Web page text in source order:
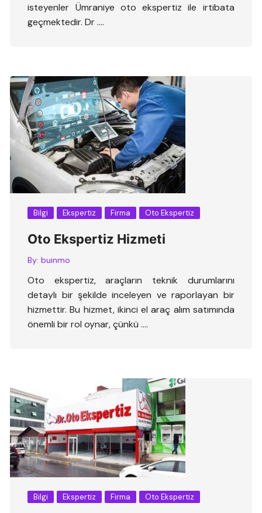
isteyenler Ümraniye oto ekspertiz ile irtibata
geçmektedir. Dr ….
Bilgi Ekspertiz Firma Oto Ekspertiz
Oto Ekspertiz Hizmeti
By: buinmo
Oto ekspertiz, araçların teknik durumlarını
detaylı bir şekilde inceleyen ve raporlayan bir
hizmettir. Bu hizmet, ikinci el araç alım satımında
önemli bir rol oynar, çünkü ….
Bilgi Ekspertiz Firma Oto Ekspertiz